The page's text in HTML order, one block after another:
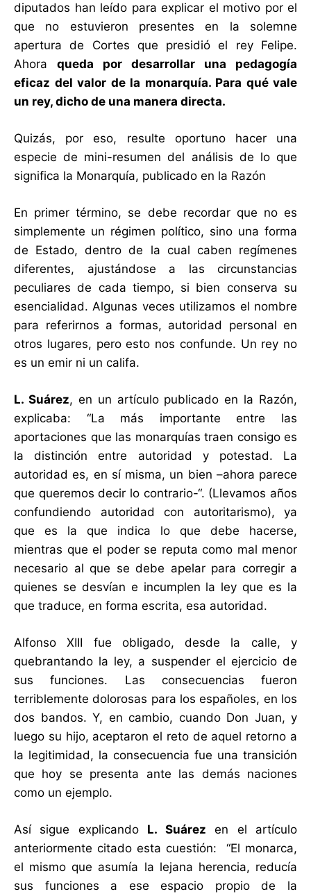
diputados han leído para explicar el motivo por el
que no estuvieron presentes en la solemne
apertura de Cortes que presidió el rey Felipe.
Ahora queda por desarrollar una pedagogía
eficaz del valor de la monarquía. Para qué vale
un rey, dicho de una manera directa.
Quizás, por eso, resulte oportuno hacer una
especie de mini-resumen del análisis de lo que
significa la Monarquía, publicado en la Razón
En primer término, se debe recordar que no es
simplemente un régimen político, sino una forma
de Estado, dentro de la cual caben regímenes
diferentes, ajustándose a las circunstancias
peculiares de cada tiempo, si bien conserva su
esencialidad. Algunas veces utilizamos el nombre
para referirnos a formas, autoridad personal en
otros lugares, pero esto nos confunde. Un rey no
es un emir ni un califa.
L. Suárez, en un artículo publicado en la Razón,
explicaba: “La más importante entre las
aportaciones que las monarquías traen consigo es
la distinción entre autoridad y potestad. La
autoridad es, en sí misma, un bien –ahora parece
que queremos decir lo contrario-“. (Llevamos años
confundiendo autoridad con autoritarismo), ya
que es la que indica lo que debe hacerse,
mientras que el poder se reputa como mal menor
necesario al que se debe apelar para corregir a
quienes se desvían e incumplen la ley que es la
que traduce, en forma escrita, esa autoridad.
Alfonso XIII fue obligado, desde la calle, y
quebrantando la ley, a suspender el ejercicio de
sus funciones. Las consecuencias fueron
terriblemente dolorosas para los españoles, en los
dos bandos. Y, en cambio, cuando Don Juan, y
luego su hijo, aceptaron el reto de aquel retorno a
la legitimidad, la consecuencia fue una transición
que hoy se presenta ante las demás naciones
como un ejemplo.
Así sigue explicando L. Suárez en el artículo
anteriormente citado esta cuestión: “El monarca,
el mismo que asumía la lejana herencia, reducía
sus funciones a ese espacio propio de la